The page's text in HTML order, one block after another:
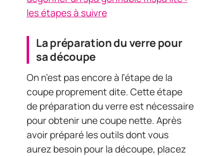
les étapes à suivre
La préparation du verre pour
sa découpe
On n’est pas encore à l’étape de la
coupe proprement dite. Cette étape
de préparation du verre est nécessaire
pour obtenir une coupe nette. Après
avoir préparé les outils dont vous
aurez besoin pour la découpe, placez